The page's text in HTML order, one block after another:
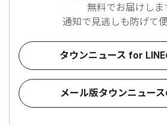
無料でお届けしま
通知で見逃しも防げて
タウンニュース for
メール版タウンニュー